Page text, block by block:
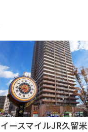
イースマイルJR久留